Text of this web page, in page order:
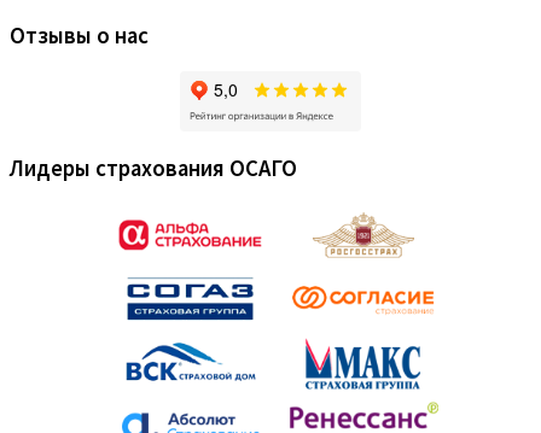
Отзывы о нас
Лидеры страхования ОСАГО